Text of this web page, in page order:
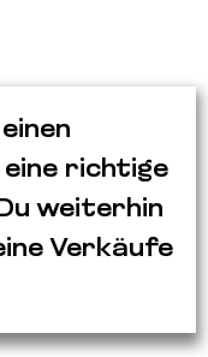
richtige
weiterhin
Verkäufe